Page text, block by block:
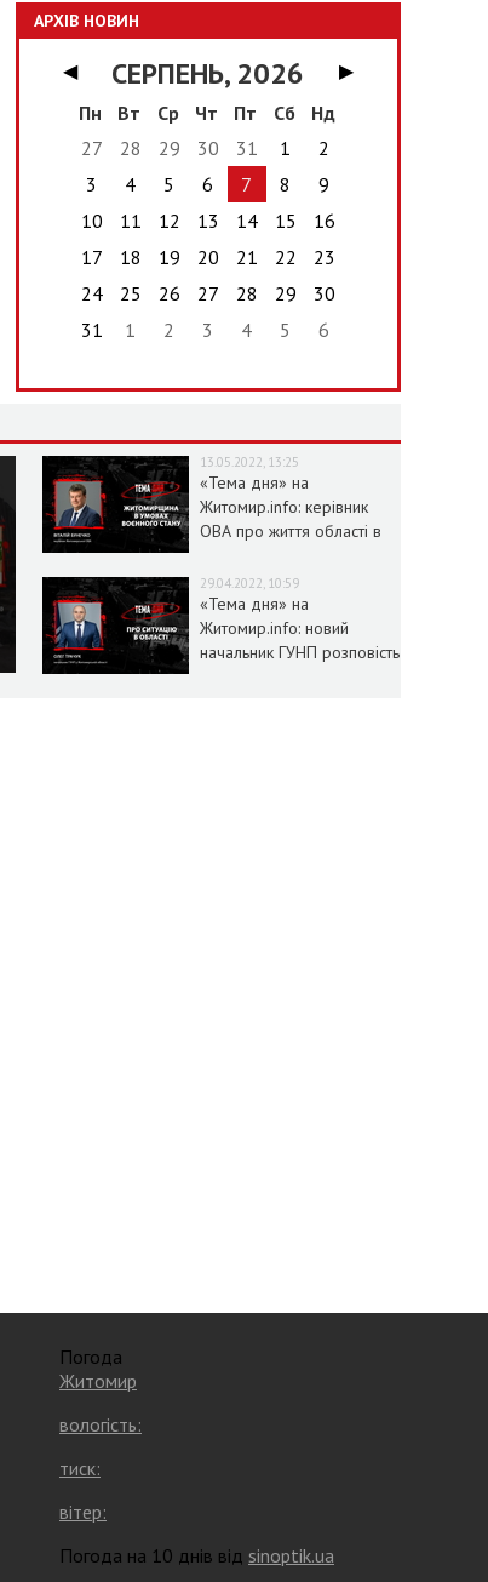
АРХІВ НОВИН
◀ СЕРПЕНЬ, 2026
▶
Пн
Вт Ср Чт Пт Сб
Нд
27
28 29 30 31 1
2
3
4 5 6 7 8
9
10
11 12 13 14 15
16
17
18 19 20 21 22
23
24
25 26 27 28 29
30
31
1 2 3 4 5 6
13.05.2022, 13:25
«Тема дня» на
Житомир.info: керівник
ОВА про життя області в
29.04.2022, 10:59
«Тема дня» на
Житомир.info: новий
начальник ГУНП розповість
Погода
Житомир
вологість:
тиск:
вітер:
Погода на 10 днів від sinoptik.ua